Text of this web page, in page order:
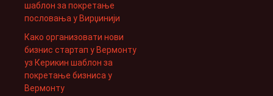
шаблон за покретање
пословања у Вирџинији
Како организовати нови
бизнис стартап у Вермонту
уз Керикин шаблон за
покретање бизниса у
Вермонту